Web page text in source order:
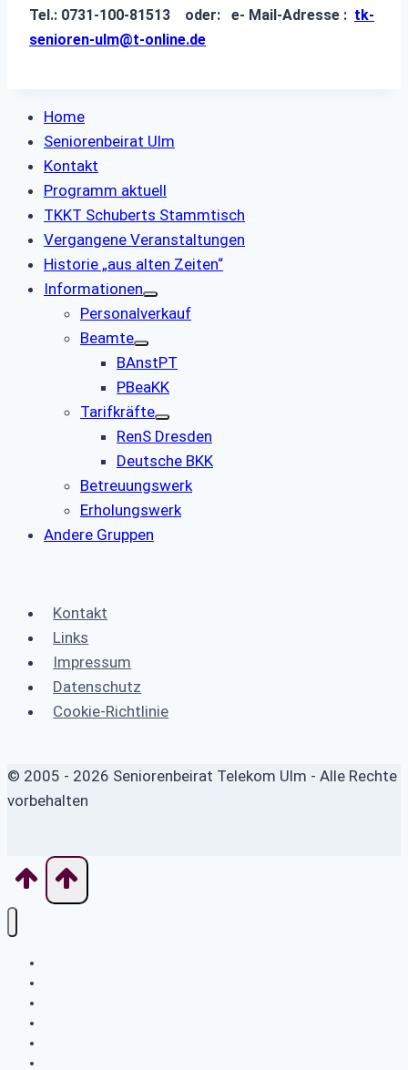
Tel.: 0731-100-81513 oder: e- Mail-Adresse : tk-
senioren-ulm@t-online.de
Home
Seniorenbeirat Ulm
Kontakt
Programm aktuell
TKKT Schuberts Stammtisch
Vergangene Veranstaltungen
Historie „aus alten Zeiten“
Informationen
Personalverkauf
Beamte
BAnstPT
PBeaKK
Tarifkräfte
RenS Dresden
Deutsche BKK
Betreuungswerk
Erholungswerk
Andere Gruppen
Kontakt
Links
Impressum
Datenschutz
Cookie-Richtlinie
© 2005 - 2026 Seniorenbeirat Telekom Ulm - Alle Rechte
vorbehalten